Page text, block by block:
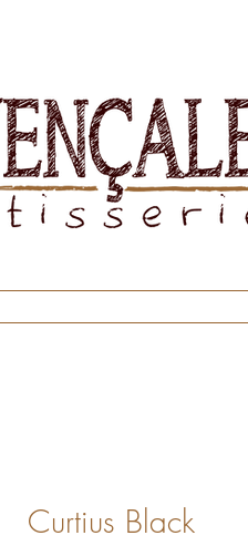
Curtius Black